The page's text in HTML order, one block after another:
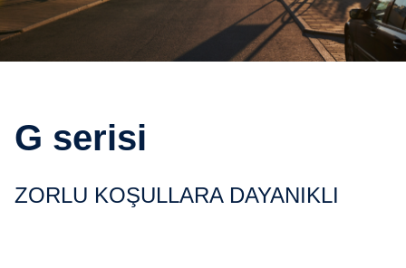
G serisi
ZORLU KOŞULLARA DAYANIKLI